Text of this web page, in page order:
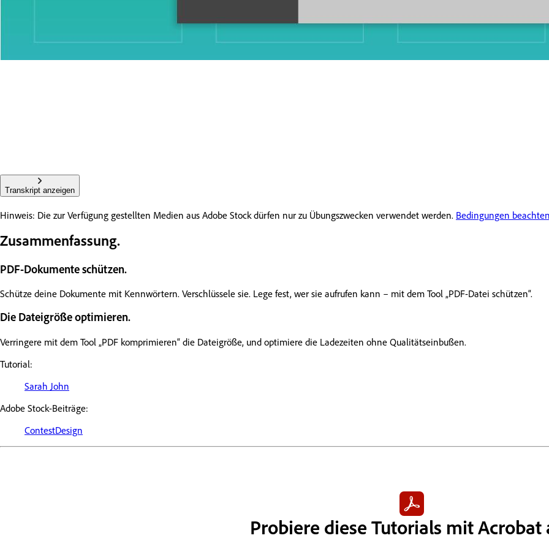
Transkript anzeigen
Hinweis: Die zur Verfügung gestellten Medien aus Adobe Stock dürfen nur zu Übungszwecken verwendet werden. Bedingungen
Zusammenfassung.
PDF-Dokumente schützen.
Schütze deine Dokumente mit Kennwörtern. Verschlüssele sie. Lege fest, wer sie aufrufen kann – mit dem Tool „PDF-Datei schützen“.
Die Dateigröße optimieren.
Verringere mit dem Tool „PDF komprimieren“ die Dateigröße, und optimiere die Ladezeiten ohne Qualitätseinbußen.
Tutorial:
Sarah John
Adobe Stock-Beiträge:
ContestDesign
Probiere diese Tutorials mit Acrobat